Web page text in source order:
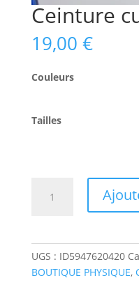
Ceinture
19,00 €
Couleurs
Tailles
UGS : ID5947620420
BOUTIQUE PHYSIQUE,